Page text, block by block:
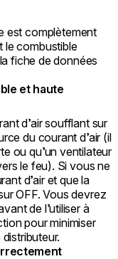
est complètement
le combustible
fiche de données
et haute
d’air soufflant sur
du courant d’air (il
ou qu’un ventilateur
le feu). Si vous ne
d’air et que la
OFF. Vous devrez
de l’utiliser à
pour minimiser